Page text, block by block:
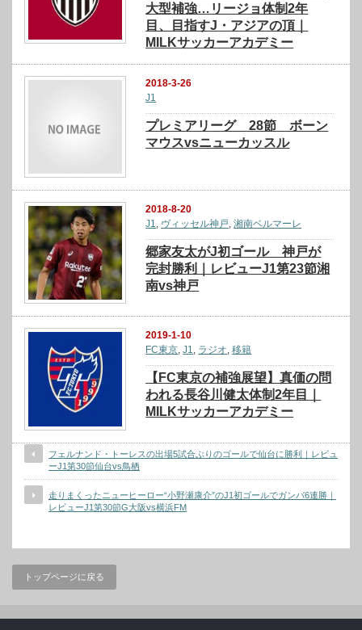
大型補強…リージョ体制2年
目、目指すJ・アジアの頂｜
MILKサッカーアカデミー
2018-3-26
J1
プレミアリーグ 28節 ボーン
マウスvsニューカッスル
2018-8-20
J1, ヴィッセル神戸,湘南ベルマーレ
郷家友太がJ初ゴール 神戸が
完封勝利｜レビューJ1第23節湘
南vs神戸
2019-1-10
FC東京,J1, ラジオ,移籍
【FC東京の補強展望】真価の問
われる長谷川健太体制2年目｜
MILKサッカーアカデミー
フェルナンド・トーレスの出場5試合ぶりのゴールで仙台に勝利｜レビュ
ーJ1第30節仙台vs鳥栖
走りまくったニューヒーロー“小野瀬康介”のJ1初ゴールでガンバ6連勝｜
レビューJ1第30節G大阪vs横浜FM
トップページに戻る